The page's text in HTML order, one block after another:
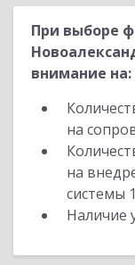
При выборе
внимание на:
на
на
системы
Наличие